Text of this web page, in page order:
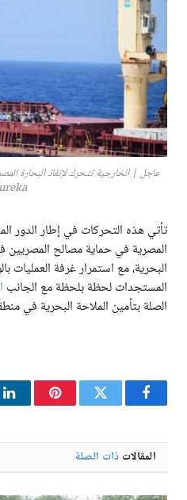
تأتي هذه التحركات في إطار الدور
المصرية في حماية مصالح المصريين
البحرية، مع استمرار غرفة العمليات
المستجدات لحظة بلحظة مع الجانب
الصلة بتأمين الملاحة البحرية في
فيسبوكتويتر
المقالات ذات الصلة